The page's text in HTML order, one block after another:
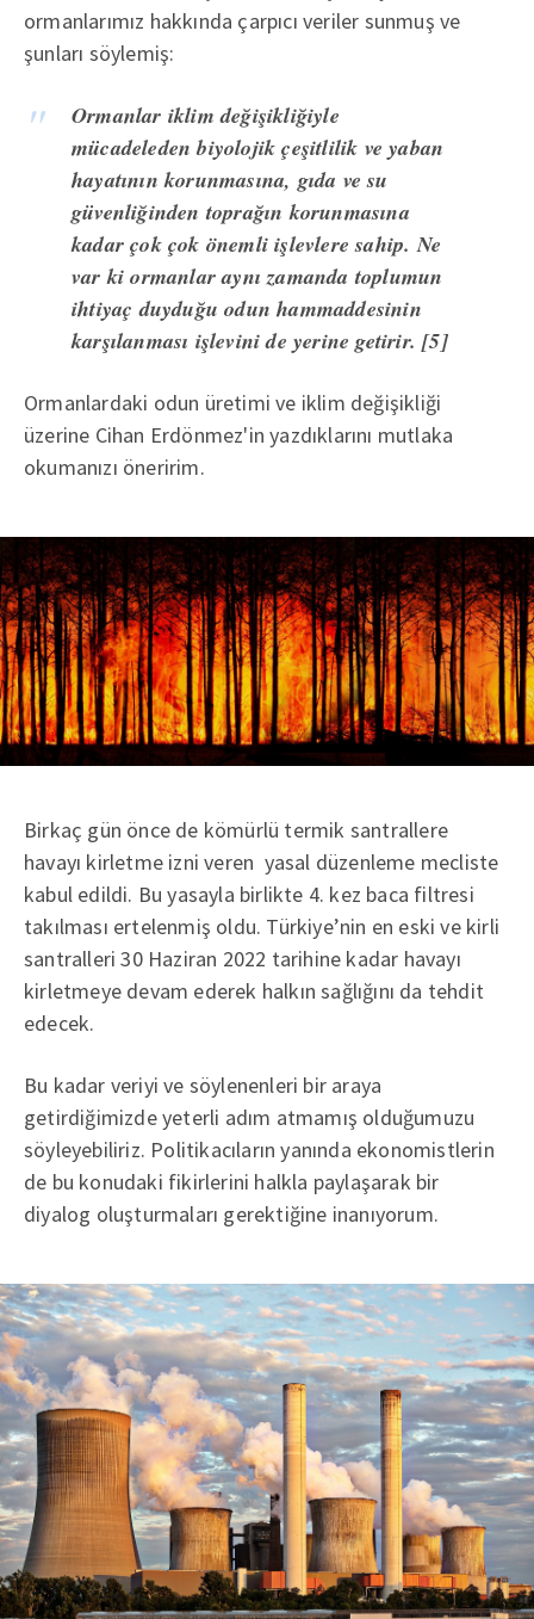
ormanlarımız hakkında çarpıcı veriler sunmuş ve
şunları söylemiş:
Ormanlar iklim değişikliğiyle
mücadeleden biyolojik çeşitlilik ve yaban
hayatının korunmasına, gıda ve su
güvenliğinden toprağın korunmasına
kadar çok çok önemli işlevlere sahip. Ne
var ki ormanlar aynı zamanda toplumun
ihtiyaç duyduğu odun hammaddesinin
karşılanması işlevini de yerine getirir. [5]
Ormanlardaki odun üretimi ve iklim değişikliği
üzerine Cihan Erdönmez'in yazdıklarını mutlaka
okumanızı öneririm.
Birkaç gün önce de kömürlü termik santrallere
havayı kirletme izni veren yasal düzenleme mecliste
kabul edildi. Bu yasayla birlikte 4. kez baca filtresi
takılması ertelenmiş oldu. Türkiye’nin en eski ve kirli
santralleri 30 Haziran 2022 tarihine kadar havayı
kirletmeye devam ederek halkın sağlığını da tehdit
edecek.
Bu kadar veriyi ve söylenenleri bir araya
getirdiğimizde yeterli adım atmamış olduğumuzu
söyleyebiliriz. Politikacıların yanında ekonomistlerin
de bu konudaki fikirlerini halkla paylaşarak bir
diyalog oluşturmaları gerektiğine inanıyorum.